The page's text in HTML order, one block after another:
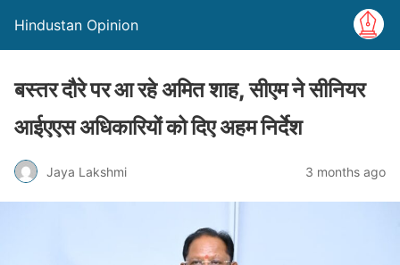
Hindustan Opinion
बस्तर दौरे पर आ रहे अमित शाह, सीएम ने सीनियर
आईएएस अधिकारियों को दिए अहम निर्देश
Jaya Lakshmi 3 months ago